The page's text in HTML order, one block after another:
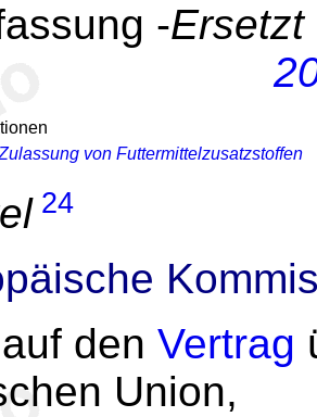
-
von Futtermittelzusatzstoffen
24
den Vertrag
Union,